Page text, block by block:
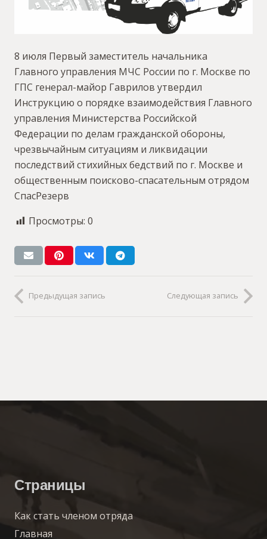
8 июля Первый заместитель начальника
Главного управления МЧС России по г. Москве по
ГПС генерал-майор Гаврилов утвердил
Инструкцию о порядке взаимодействия Главного
управления Министерства Российской
Федерации по делам гражданской обороны,
чрезвычайным ситуациям и ликвидации
последствий стихийных бедствий по г. Москве и
общественным поисково-спасательным отрядом
СпасРезерв
Просмотры: 0
Предыдущая запись Следующая запись
Страницы
Как стать членом отряда
Главная